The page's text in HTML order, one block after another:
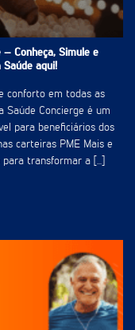
– Conheça, Simule e
aqui!
conforto em todas as
Saúde Concierge é um
para beneficiários dos
carteiras PME Mais e
transformar a [...]